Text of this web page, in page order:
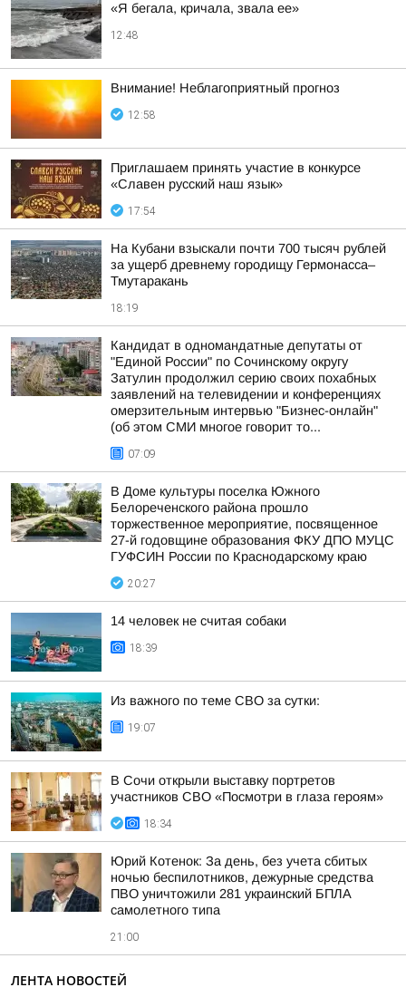
«Я бегала, кричала, звала ее»
12:48
Внимание! Неблагоприятный прогноз
12:58
Приглашаем принять участие в конкурсе
«Славен русский наш язык»
17:54
На Кубани взыскали почти 700 тысяч рублей
за ущерб древнему городищу Гермонасса–
Тмутаракань
18:19
Кандидат в одномандатные депутаты от
"Единой России" по Сочинскому округу
Затулин продолжил серию своих похабных
заявлений на телевидении и конференциях
омерзительным интервью "Бизнес-онлайн"
(об этом СМИ многое говорит то...
07:09
В Доме культуры поселка Южного
Белореченского района прошло
торжественное мероприятие, посвященное
27-й годовщине образования ФКУ ДПО МУЦС
ГУФСИН России по Краснодарскому краю
20:27
14 человек не считая собаки
18:39
Из важного по теме СВО за сутки:
19:07
В Сочи открыли выставку портретов
участников СВО «Посмотри в глаза героям»
18:34
Юрий Котенок: За день, без учета сбитых
ночью беспилотников, дежурные средства
ПВО уничтожили 281 украинский БПЛА
самолетного типа
21:00
ЛЕНТА НОВОСТЕЙ